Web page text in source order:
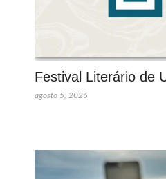
Festival Literário de
agosto 5, 2026